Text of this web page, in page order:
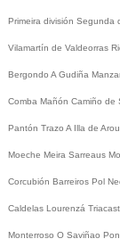
Primeira división Segunda
Vilamartín de Valdeorras
Bergondo A Gudiña
Comba Mañón Camiño de
Pantón Trazo A Illa de
Moeche Meira Sarreaus
Corcubión Barreiros Pol
Caldelas Lourenzá
Monterroso O Saviñao